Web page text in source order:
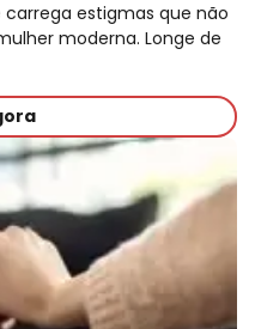
estigmas que não
moderna. Longe de